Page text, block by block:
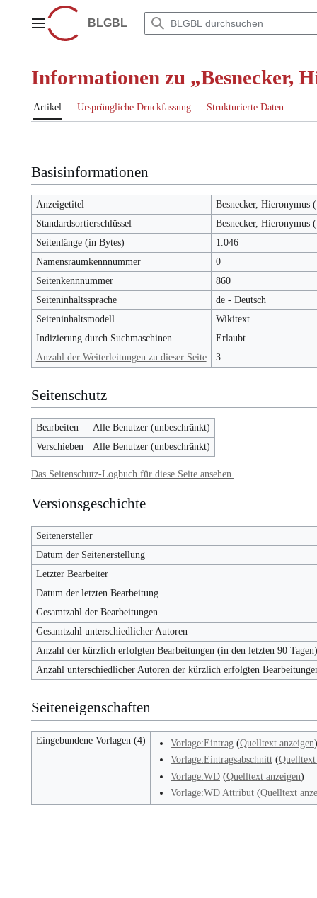
springenHauptmenüBLGBL
Informationen zu „Besnecker,
Artikel Ursprüngliche Druckfassung Strukturierte Daten
Basisinformationen
Anzeigetitel
Besnecker, Hieronymus
Standardsortierschlüssel
Besnecker, Hieronymus
Seitenlänge (in Bytes)
1.046
Namensraumkennnummer
0
Seitenkennnummer
860
Seiteninhaltssprache
de - Deutsch
Seiteninhaltsmodell
Wikitext
Indizierung durch Suchmaschinen
Erlaubt
Anzahl der Weiterleitungen zu dieser Seite
3
Seitenschutz
Bearbeiten
Alle Benutzer (unbeschränkt)
Verschieben
Alle Benutzer (unbeschränkt)
Das Seitenschutz-Logbuch für diese Seite ansehen.
Versionsgeschichte
Seitenersteller
Datum der Seitenerstellung
Letzter Bearbeiter
Datum der letzten Bearbeitung
Gesamtzahl der Bearbeitungen
Gesamtzahl unterschiedlicher Autoren
Anzahl der kürzlich erfolgten Bearbeitungen (in den letzten 90 Tagen)
Anzahl unterschiedlicher Autoren der kürzlich erfolgten
Seiteneigenschaften
Eingebundene Vorlagen (4) Vorlage:Eintrag(Quelltext anzeigen)
Vorlage:Eintragsabschnitt(Quelltext
Vorlage:WD(Quelltext anzeigen)
Vorlage:WD Attribut(Quelltext